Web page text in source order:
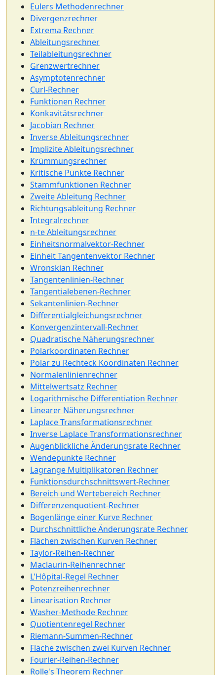
Eulers Methodenrechner
Divergenzrechner
Extrema Rechner
Ableitungsrechner
Teilableitungsrechner
Grenzwertrechner
Asymptotenrechner
Curl-Rechner
Funktionen Rechner
Konkavitätsrechner
Jacobian Rechner
Inverse Ableitungsrechner
Implizite Ableitungsrechner
Krümmungsrechner
Kritische Punkte Rechner
Stammfunktionen Rechner
Zweite Ableitung Rechner
Richtungsableitung Rechner
Integralrechner
n-te Ableitungsrechner
Einheitsnormalvektor-Rechner
Einheit Tangentenvektor Rechner
Wronskian Rechner
Tangentenlinien-Rechner
Tangentialebenen-Rechner
Sekantenlinien-Rechner
Differentialgleichungsrechner
Konvergenzintervall-Rechner
Quadratische Näherungsrechner
Polarkoordinaten Rechner
Polar zu Rechteck Koordinaten Rechner
Normalenlinienrechner
Mittelwertsatz Rechner
Logarithmische Differentiation Rechner
Linearer Näherungsrechner
Laplace Transformationsrechner
Inverse Laplace Transformationsrechner
Augenblickliche Änderungsrate Rechner
Wendepunkte Rechner
Lagrange Multiplikatoren Rechner
Funktionsdurchschnittswert-Rechner
Bereich und Wertebereich Rechner
Differenzenquotient-Rechner
Bogenlänge einer Kurve Rechner
Durchschnittliche Änderungsrate Rechner
Flächen zwischen Kurven Rechner
Taylor-Reihen-Rechner
Maclaurin-Reihenrechner
L'Hôpital-Regel Rechner
Potenzreihenrechner
Linearisation Rechner
Washer-Methode Rechner
Quotientenregel Rechner
Riemann-Summen-Rechner
Fläche zwischen zwei Kurven Rechner
Fourier-Reihen-Rechner
Rolle's Theorem Rechner